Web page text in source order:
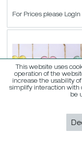
For Prices please LogIn
This website uses
operation of the
increase the usability
simplify interaction with
be